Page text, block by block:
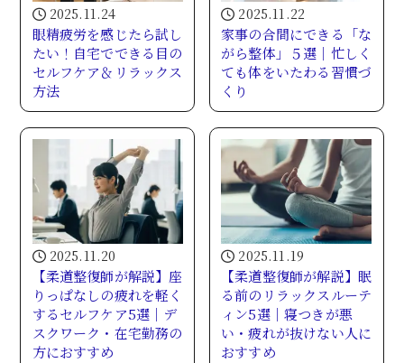
2025.11.24
眼精疲労を感じたら試し
たい！自宅でできる目の
セルフケア＆リラックス
方法
2025.11.22
家事の合間にできる「な
がら整体」５選｜忙しく
ても体をいたわる習慣づ
くり
2025.11.20
【柔道整復師が解説】座
りっぱなしの疲れを軽く
するセルフケア5選｜デ
スクワーク・在宅勤務の
方におすすめ
2025.11.19
【柔道整復師が解説】眠
る前のリラックスルーテ
ィン5選｜寝つきが悪
い・疲れが抜けない人に
おすすめ